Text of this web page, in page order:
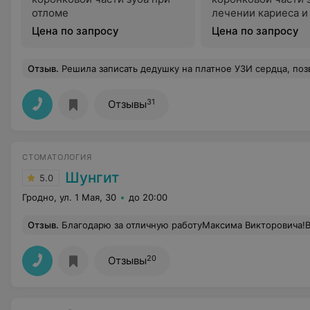
отломе
Цена по запросу
лечении кариеса и
Цена по запросу
Отзыв. Решила записать дедушку на платное УЗИ сердца, позвонила и мне рассказали какую схему нужно пройти, чтобы попасть на приём. В итоге дозвониться невозможно!!!!! Я 45 минут не отходила от телефона!!!! Разве это нормально в наш то 21 век??? Предложение для
Отзывы31
СТОМАТОЛОГИЯ
5.0 Шунгит
Гродно, ул. 1 Мая, 30 до 20:00
Отзыв. Благодарю за отличную работуМаксима Викторовича!Всем родственникам и родным понравилась моя новая улыбка...И все благодаря вам!Также спасибо Юлии Александровне за реставрацию и подготовку к протезированию.Она классный
Отзывы20